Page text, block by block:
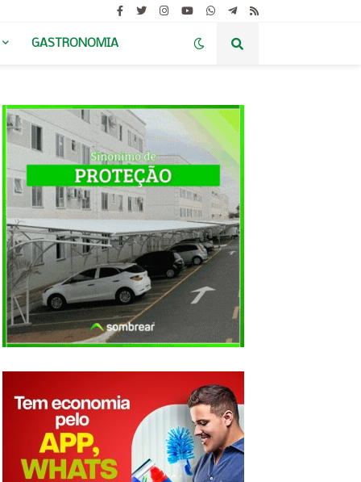
GASTRONOMIA